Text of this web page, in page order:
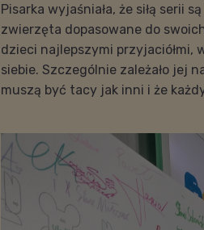
Pisarka wyjaśniała, że siłą serii
zwierzęta dopasowane do
dzieci najlepszymi przyjaciółmi,
siebie. Szczególnie zależało jej
muszą być tacy jak inni i że